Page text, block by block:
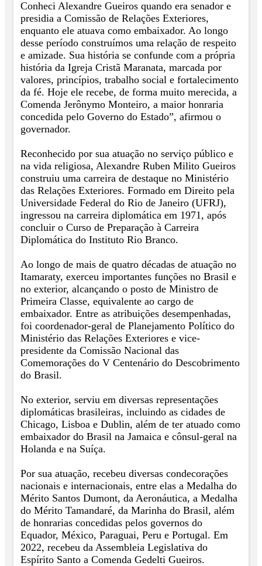
Conheci Alexandre Gueiros quando era senador e
presidia a Comissão de Relações Exteriores,
enquanto ele atuava como embaixador. Ao longo
desse período construímos uma relação de respeito
e amizade. Sua história se confunde com a própria
história da Igreja Cristã Maranata, marcada por
valores, princípios, trabalho social e fortalecimento
da fé. Hoje ele recebe, de forma muito merecida, a
Comenda Jerônymo Monteiro, a maior honraria
concedida pelo Governo do Estado”, afirmou o
governador.
Reconhecido por sua atuação no serviço público e
na vida religiosa, Alexandre Ruben Milito Gueiros
construiu uma carreira de destaque no Ministério
das Relações Exteriores. Formado em Direito pela
Universidade Federal do Rio de Janeiro (UFRJ),
ingressou na carreira diplomática em 1971, após
concluir o Curso de Preparação à Carreira
Diplomática do Instituto Rio Branco.
Ao longo de mais de quatro décadas de atuação no
Itamaraty, exerceu importantes funções no Brasil e
no exterior, alcançando o posto de Ministro de
Primeira Classe, equivalente ao cargo de
embaixador. Entre as atribuições desempenhadas,
foi coordenador-geral de Planejamento Político do
Ministério das Relações Exteriores e vice-
presidente da Comissão Nacional das
Comemorações do V Centenário do Descobrimento
do Brasil.
No exterior, serviu em diversas representações
diplomáticas brasileiras, incluindo as cidades de
Chicago, Lisboa e Dublin, além de ter atuado como
embaixador do Brasil na Jamaica e cônsul-geral na
Holanda e na Suíça.
Por sua atuação, recebeu diversas condecorações
nacionais e internacionais, entre elas a Medalha do
Mérito Santos Dumont, da Aeronáutica, a Medalha
do Mérito Tamandaré, da Marinha do Brasil, além
de honrarias concedidas pelos governos do
Equador, México, Paraguai, Peru e Portugal. Em
2022, recebeu da Assembleia Legislativa do
Espírito Santo a Comenda Gedelti Gueiros.